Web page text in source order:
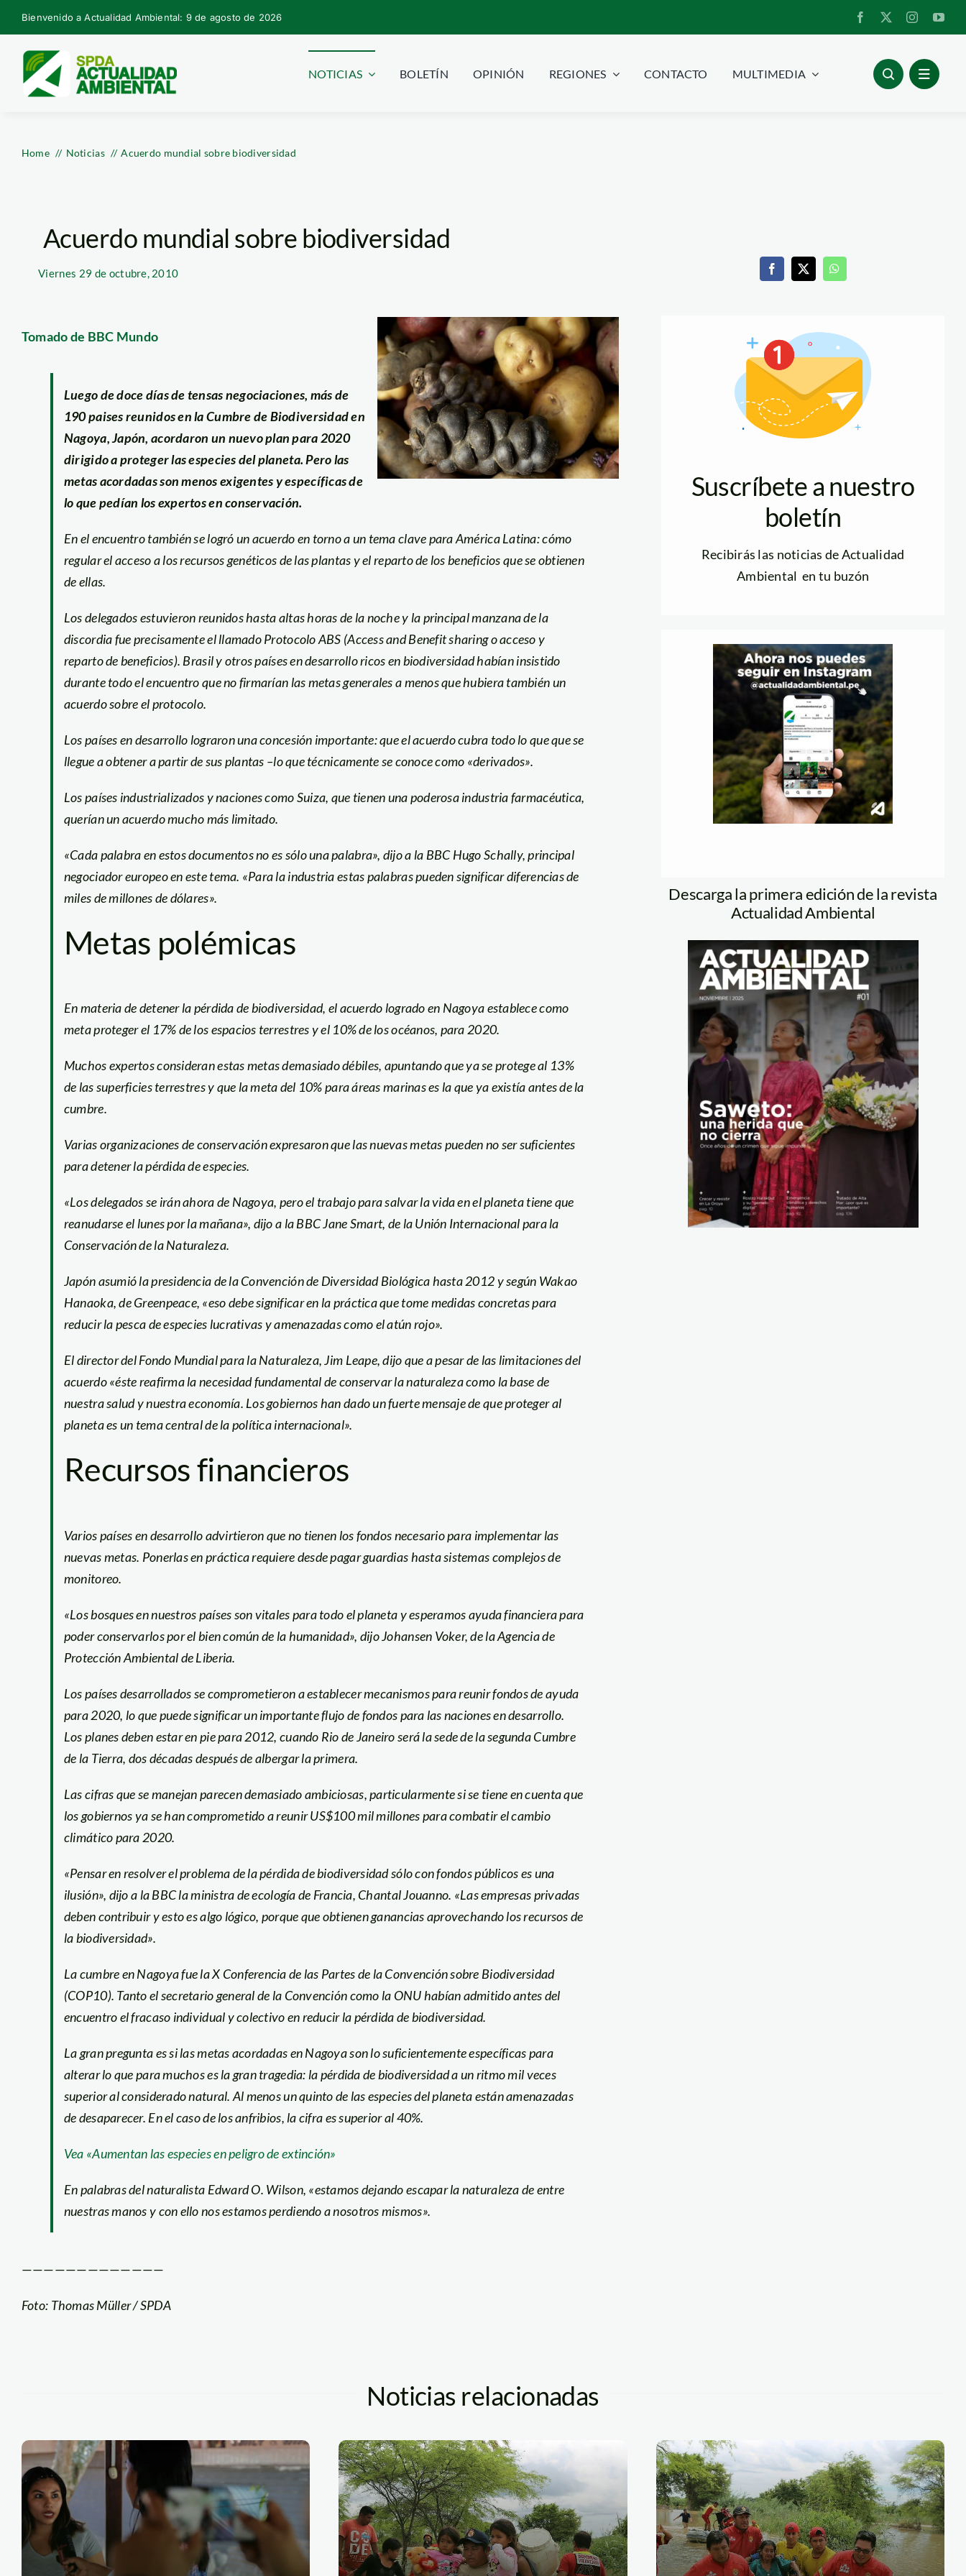
Skip
to
content
Bienvenido a Actualidad Ambiental: 9 de agosto de 2026
NOTICIAS BOLETÍN OPINIÓN REGIONES CONTACTO MULTIMEDIA
Home Noticias Acuerdo mundial sobre biodiversidad
Acuerdo mundial sobre biodiversidad
Viernes 29 de octubre, 2010
Tomado de BBC Mundo
Luego de doce días de tensas negociaciones, más de
190 paises reunidos en la Cumbre de Biodiversidad en
Nagoya, Japón, acordaron un nuevo plan para 2020
dirigido a proteger las especies del planeta. Pero las
metas acordadas son menos exigentes y específicas de
lo que pedían los expertos en conservación.
En el encuentro también se logró un acuerdo en torno a un tema clave para América Latina: cómo
regular el acceso a los recursos genéticos de las plantas y el reparto de los beneficios que se obtienen
de ellas.
Los delegados estuvieron reunidos hasta altas horas de la noche y la principal manzana de la
discordia fue precisamente el llamado Protocolo ABS (Access and Benefit sharingo acceso y
reparto de beneficios). Brasil y otros países en desarrollo ricos en biodiversidad habían insistido
durante todo el encuentro que no firmarían las metas generales a menos que hubiera también un
acuerdo sobre el protocolo.
Los países en desarrollo lograron una concesión importante: que el acuerdo cubra todo lo que que se
llegue a obtener a partir de sus plantas –lo que técnicamente se conoce como «derivados».
Los países industrializados y naciones como Suiza, que tienen una poderosa industria farmacéutica,
querían un acuerdo mucho más limitado.
«Cada palabra en estos documentos no es sólo una palabra», dijo a la BBC Hugo Schally, principal
negociador europeo en este tema. «Para la industria estas palabras pueden significar diferencias de
miles de millones de dólares».
Metas polémicas
En materia de detener la pérdida de biodiversidad, el acuerdo logrado en Nagoya establece como
meta proteger el 17% de los espacios terrestres y el 10% de los océanos, para 2020.
Muchos expertos consideran estas metas demasiado débiles, apuntando que ya se protege al 13%
de las superficies terrestres y que la meta del 10% para áreas marinas es la que ya existía antes de la
cumbre.
Varias organizaciones de conservación expresaron que las nuevas metas pueden no ser suficientes
para detener la pérdida de especies.
«Los delegados se irán ahora de Nagoya, pero el trabajo para salvar la vida en el planeta tiene que
reanudarse el lunes por la mañana», dijo a la BBC Jane Smart, de la Unión Internacional para la
Conservación de la Naturaleza.
Japón asumió la presidencia de la Convención de Diversidad Biológica hasta 2012 y según Wakao
Hanaoka, de Greenpeace, «eso debe significar en la práctica que tome medidas concretas para
reducir la pesca de especies lucrativas y amenazadas como el atún rojo».
El director del Fondo Mundial para la Naturaleza, Jim Leape, dijo que a pesar de las limitaciones del
acuerdo «éste reafirma la necesidad fundamental de conservar la naturaleza como la base de
nuestra salud y nuestra economía. Los gobiernos han dado un fuerte mensaje de que proteger al
planeta es un tema central de la política internacional».
Recursos financieros
Varios países en desarrollo advirtieron que no tienen los fondos necesario para implementar las
nuevas metas. Ponerlas en práctica requiere desde pagar guardias hasta sistemas complejos de
monitoreo.
«Los bosques en nuestros países son vitales para todo el planeta y esperamos ayuda financiera para
poder conservarlos por el bien común de la humanidad», dijo Johansen Voker, de la Agencia de
Protección Ambiental de Liberia.
Los países desarrollados se comprometieron a establecer mecanismos para reunir fondos de ayuda
para 2020, lo que puede significar un importante flujo de fondos para las naciones en desarrollo.
Los planes deben estar en pie para 2012, cuando Rio de Janeiro será la sede de la segunda Cumbre
de la Tierra, dos décadas después de albergar la primera.
Las cifras que se manejan parecen demasiado ambiciosas, particularmente si se tiene en cuenta que
los gobiernos ya se han comprometido a reunir US$100 mil millones para combatir el cambio
climático para 2020.
«Pensar en resolver el problema de la pérdida de biodiversidad sólo con fondos públicos es una
ilusión», dijo a la BBC la ministra de ecología de Francia, Chantal Jouanno. «Las empresas privadas
deben contribuir y esto es algo lógico, porque que obtienen ganancias aprovechando los recursos de
la biodiversidad».
La cumbre en Nagoya fue la X Conferencia de las Partes de la Convención sobre Biodiversidad
(COP10). Tanto el secretario general de la Convención como la ONU habían admitido antes del
encuentro el fracaso individual y colectivo en reducir la pérdida de biodiversidad.
La gran pregunta es si las metas acordadas en Nagoya son lo suficientemente específicas para
alterar lo que para muchos es la gran tragedia: la pérdida de biodiversidad a un ritmo mil veces
superior al considerado natural. Al menos un quinto de las especies del planeta están amenazadas
de desaparecer. En el caso de los anfribios, la cifra es superior al 40%.
Vea «Aumentan las especies en peligro de extinción»
En palabras del naturalista Edward O. Wilson, «estamos dejando escapar la naturaleza de entre
nuestras manos y con ello nos estamos perdiendo a nosotros mismos».
—————————————
Foto: Thomas Müller / SPDA
Suscríbete a nuestro
boletín
Recibirás las noticias de Actualidad
Ambiental en tu buzón
Descarga la primera edición de la revista
Actualidad Ambiental
Noticias relacionadas